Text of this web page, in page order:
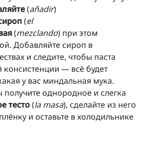
(añadir)
(el
(mezclando) при этом
Добавляйте сироп в
и следите, чтобы паста
— всё будет
у вас миндальная мука.
получите однородное и слегка
тесто(la masa), сделайте из него
и оставьте в холодильнике